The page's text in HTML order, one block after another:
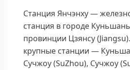
Станция Янчэнху —
станция в городе
провинции Цзянсу (Jiangsu).
крупные станции —
Сучжоу (SuZhou), Сучжоу